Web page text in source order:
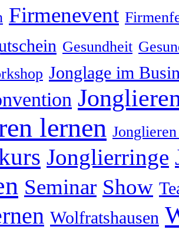
Firmenevent
Gesundheit
Jonglage im
lernen
Jonglierringe
Seminar Show
Wolfratshausen